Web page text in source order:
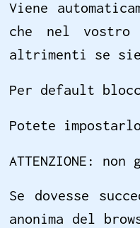
Viene
che nel vostro
altrimenti se
Per default
Potete
ATTENZIONE:
Se dovesse
anonima del